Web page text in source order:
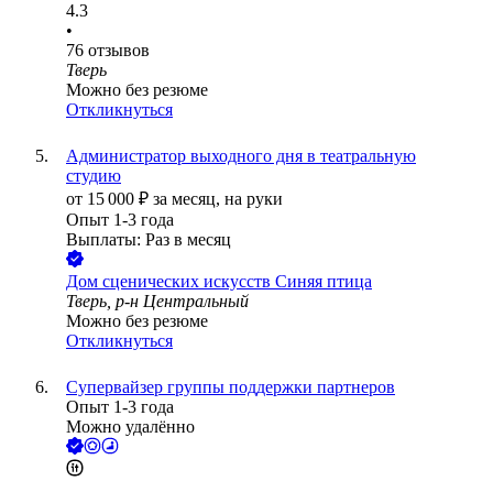
4.3
•
76 отзывов
Тверь
Можно без резюме
Откликнуться
Администратор выходного дня в театральную
студию
от 15 000 ₽ за месяц, на руки
Опыт 1-3 года
Выплаты: Раз в месяц
Дом сценических искусств Синяя птица
Тверь, р-н Центральный
Можно без резюме
Откликнуться
Супервайзер группы поддержки партнеров
Опыт 1-3 года
Можно удалённо